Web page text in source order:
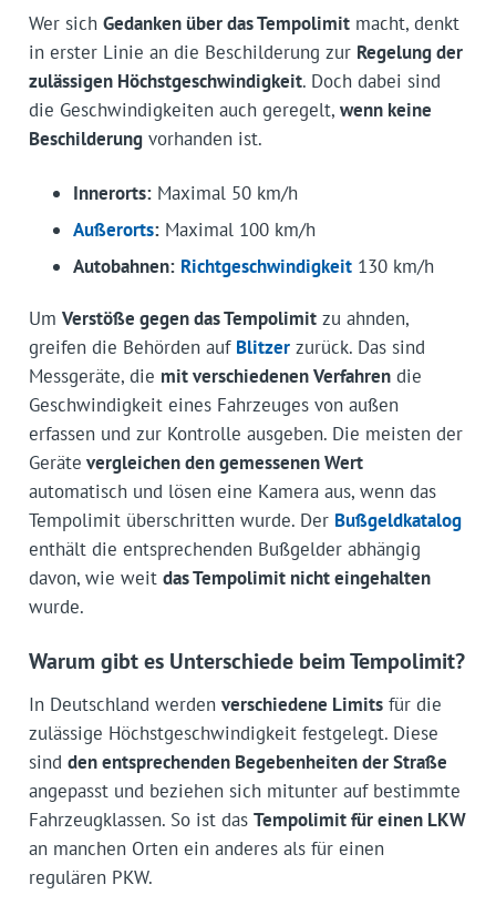
Wer sich Gedanken über das Tempolimitmacht, denkt
in erster Linie an die Beschilderung zur Regelung der
zulässigen Höchstgeschwindigkeit. Doch dabei sind
die Geschwindigkeiten auch geregelt, wenn keine
Beschilderungvorhanden ist.
Innerorts:Maximal 50 km/h
Außerorts:Maximal 100 km/h
Autobahnen: Richtgeschwindigkeit130 km/h
Um Verstöße gegen das Tempolimitzu ahnden,
greifen die Behörden auf Blitzerzurück. Das sind
Messgeräte, die mit verschiedenen Verfahrendie
Geschwindigkeit eines Fahrzeuges von außen
erfassen und zur Kontrolle ausgeben. Die meisten der
Geräte vergleichen den gemessenen Wert
automatisch und lösen eine Kamera aus, wenn das
Tempolimit überschritten wurde. Der Bußgeldkatalog
enthält die entsprechenden Bußgelder abhängig
davon, wie weit das Tempolimit nicht eingehalten
wurde.
Warum gibt es Unterschiede beim Tempolimit?
In Deutschland werden verschiedene Limitsfür die
zulässige Höchstgeschwindigkeit festgelegt. Diese
sind den entsprechenden Begebenheiten der Straße
angepasst und beziehen sich mitunter auf bestimmte
Fahrzeugklassen. So ist das Tempolimit für einen LKW
an manchen Orten ein anderes als für einen
regulären PKW.